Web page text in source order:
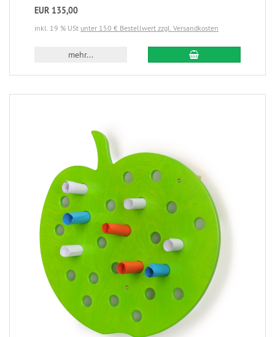
EUR 135,00
inkl. 19 % USt unter 150 € Bestellwert zzgl. Versandkosten
mehr...